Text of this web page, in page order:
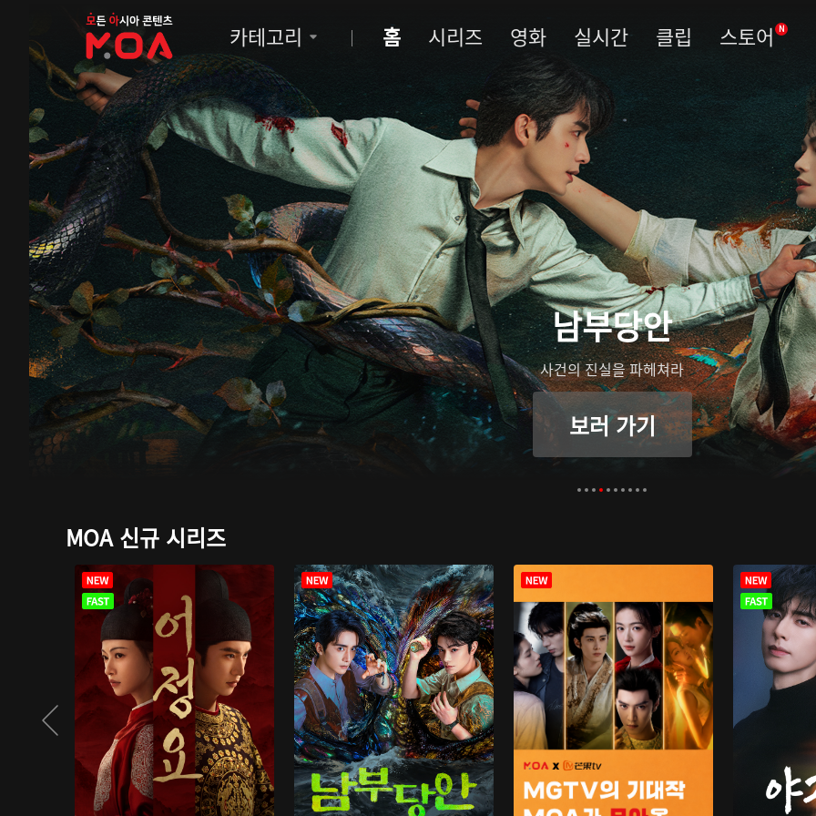
MOA
카테고리 홈 시리즈 영화 실시간 클립 스토어 N
남부당안
사건의 진실을 파헤쳐라
보러 가기
MOA 신규 시리즈